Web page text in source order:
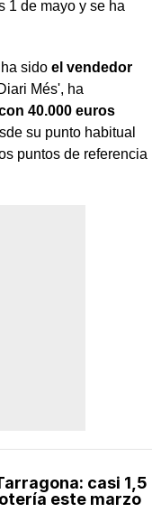
1 de mayo y se ha
sido el vendedor
Més', ha
40.000 euros
su punto habitual
puntos de referencia
casi 1,5
este marzo